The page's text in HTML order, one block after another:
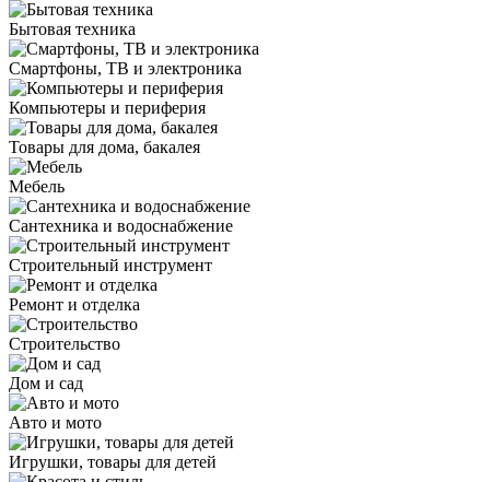
Бытовая техника
Смартфоны, ТВ и электроника
Компьютеры и периферия
Товары для дома, бакалея
Мебель
Сантехника и водоснабжение
Строительный инструмент
Ремонт и отделка
Строительство
Дом и сад
Авто и мото
Игрушки, товары для детей